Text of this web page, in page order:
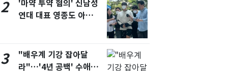
2
'마약 투약 혐의' 신남성
연대 대표 영종도 아파트
3
"배우계 기강 잡아달
라"…'4년 공백' 수애,